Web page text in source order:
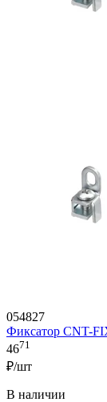
054827
Фиксатор CNT-
4671
₽/шт
В наличии